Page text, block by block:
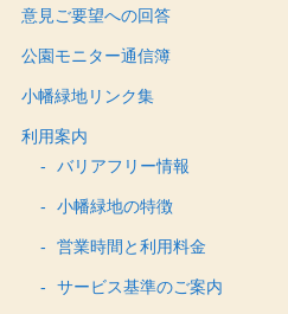
意見ご要望への回答
公園モニター通信簿
小幡緑地リンク集
利用案内
バリアフリー情報
小幡緑地の特徴
営業時間と利用料金
サービス基準のご案内